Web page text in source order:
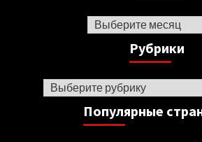
Архив
Рубрики
Рубрики
Популярные